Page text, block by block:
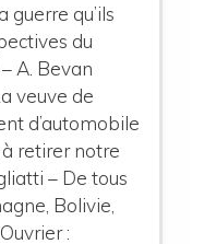
guerre qu’ils
du
A. Bevan
veuve de
d’automobile
retirer notre
– De tous
Bolivie,
: